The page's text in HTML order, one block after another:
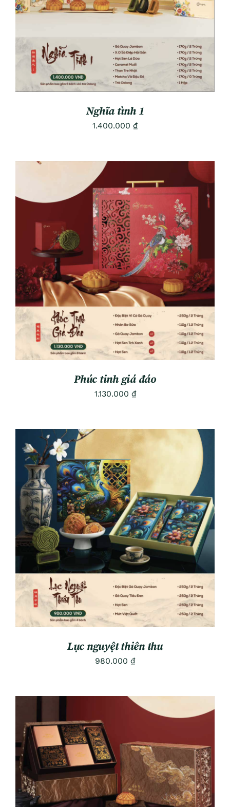
Nghĩa tình 1
1.400.000 ₫
ADD TO CART
/
DETAILS
Phúc tinh giá đáo
1.130.000 ₫
ADD TO CART
/
DETAILS
Lục nguyệt thiên thu
980.000 ₫
ADD TO CART
/
DETAILS